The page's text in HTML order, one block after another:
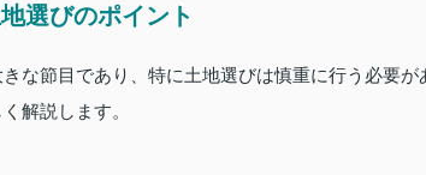
選びのポイント
な節目であり、特に土地選びは慎重に行う必要
解説します。